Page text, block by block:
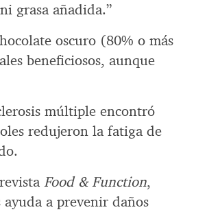
grasa añadida.”
oscuro (80% o más
beneficiosos, aunque
múltiple encontró
redujeron la fatiga de
Food & Function,
a prevenir daños